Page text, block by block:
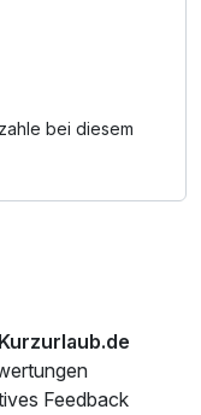
bei diesem
Feedback